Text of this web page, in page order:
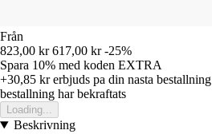
Från
823,00 kr 617,00 kr -25%
Spara 10% med koden EXTRA
+30,85 krerbjuds pa din nasta bestallning
bestallning har bekraftats
Loading...
Beskrivning